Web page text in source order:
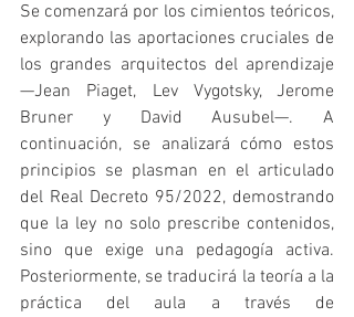
Se comenzará por los cimientos teóricos,
explorando las aportaciones cruciales de
los grandes arquitectos del aprendizaje
—Jean Piaget, Lev Vygotsky, Jerome
Bruner y David Ausubel—. A
continuación, se analizará cómo estos
principios se plasman en el articulado
del Real Decreto 95/2022, demostrando
que la ley no solo prescribe contenidos,
sino que exige una pedagogía activa.
Posteriormente, se traducirá la teoría a la
práctica del aula a través de